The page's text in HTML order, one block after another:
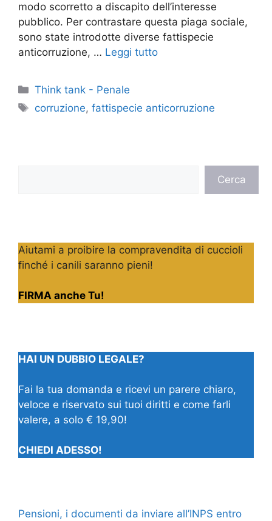
modo scorretto a discapito dell’interesse
pubblico. Per contrastare questa piaga sociale,
sono state introdotte diverse fattispecie
anticorruzione, … Leggi tutto
Categorie
Think tank - Penale
Tag
corruzione,fattispecie anticorruzione
Cerca
Aiutami a proibire la compravendita di cuccioli
finché i canili saranno pieni!
FIRMA anche Tu!
HAI UN DUBBIO LEGALE?
Fai la tua domanda e ricevi un parere chiaro,
veloce e riservato sui tuoi diritti e come farli
valere, a solo € 19,90!
CHIEDI ADESSO!
Pensioni, i documenti da inviare all’INPS entro